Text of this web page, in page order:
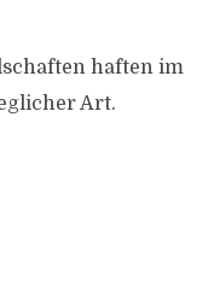
haften im
Art.